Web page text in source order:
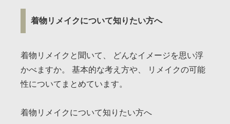
着物リメイクについて知りたい方へ
着物リメイクと聞いて、 どんなイメージを思い浮
かべますか。 基本的な考え方や、 リメイクの可能
性についてまとめています。
着物リメイクについて知りたい方へ